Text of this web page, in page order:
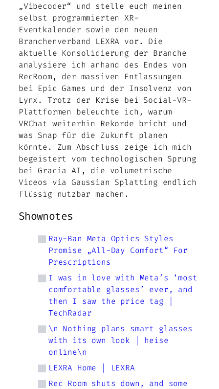
„Vibecoder“ und stelle euch meinen
selbst programmierten XR-
Eventkalender sowie den neuen
Branchenverband LEXRA vor. Die
aktuelle Konsolidierung der Branche
analysiere ich anhand des Endes von
RecRoom, der massiven Entlassungen
bei Epic Games und der Insolvenz von
Lynx. Trotz der Krise bei Social-VR-
Plattformen beleuchte ich, warum
VRChat weiterhin Rekorde bricht und
was Snap für die Zukunft planen
könnte. Zum Abschluss zeige ich mich
begeistert vom technologischen Sprung
bei Gracia AI, die volumetrische
Videos via Gaussian Splatting endlich
flüssig nutzbar machen.
Shownotes
Ray-Ban Meta Optics Styles
Promise „All-Day Comfort“ For
Prescriptions
I was in love with Meta’s ‘most
comfortable glasses’ ever, and
then I saw the price tag |
TechRadar
\n Nothing plans smart glasses
with its own look | heise
online\n
LEXRA Home | LEXRA
Rec Room shuts down, and some